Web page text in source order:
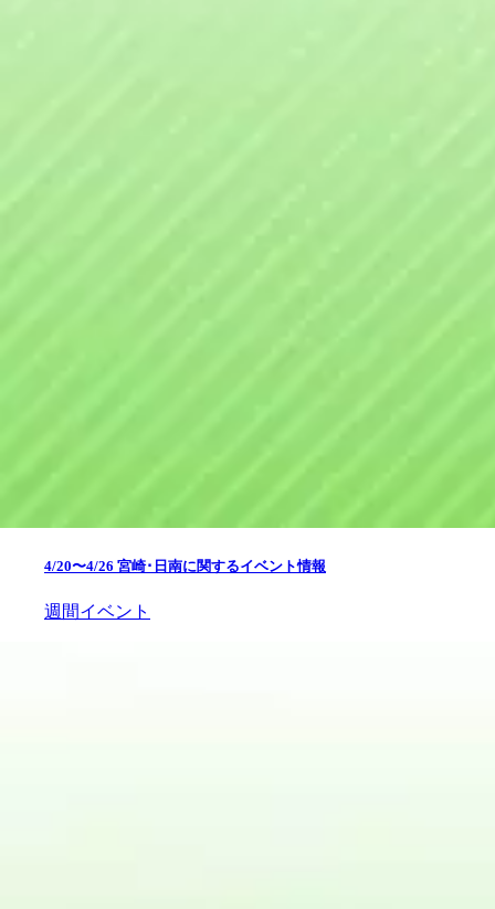
4/20〜4/26 宮崎･日南に関するイベント情報
週間イベント